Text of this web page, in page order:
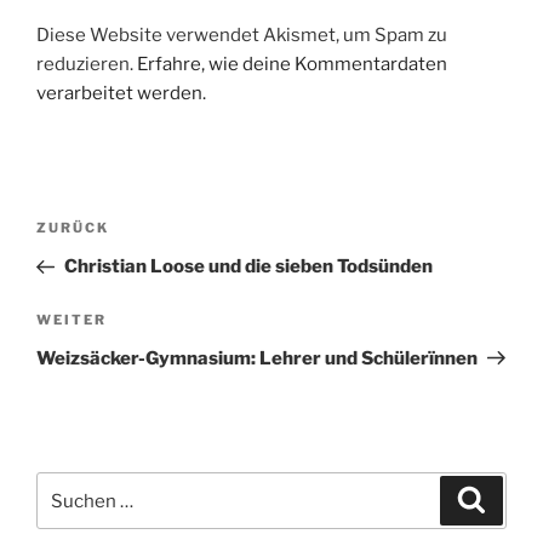
Diese Website verwendet Akismet, um Spam zu
reduzieren. Erfahre, wie deine Kommentardaten
verarbeitet werden.
Beitragsnavigation
Vorheriger
Beitrag
ZURÜCK
Christian Loose und die sieben Todsünden
Nächster
Beitrag
WEITER
Weizsäcker-Gymnasium: Lehrer und Schülerïnnen
nach: